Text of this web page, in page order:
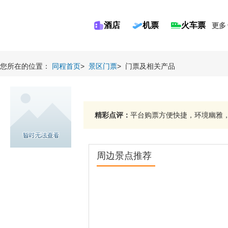
酒店 机票 火车票 更多
您所在的位置： 同程首页> 景区门票> 门票及相关产品
精彩点评： 平台购票方便快捷，环境幽雅
周边景点推荐